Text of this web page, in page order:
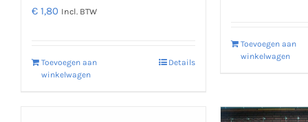
€ 1,80 Incl. BTW
Toevoegen aan
winkelwagen
Details
Toevoegen aan
winkelwagen